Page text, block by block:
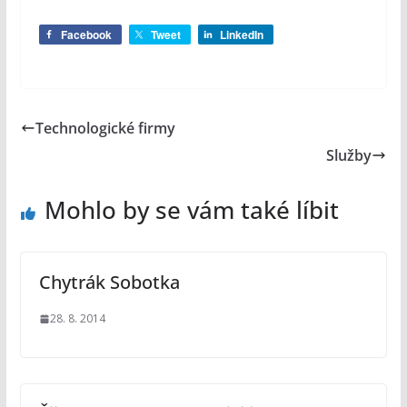
Facebook Tweet LinkedIn
Technologické firmy
Služby
Mohlo by se vám také líbit
Chytrák Sobotka
28. 8. 2014